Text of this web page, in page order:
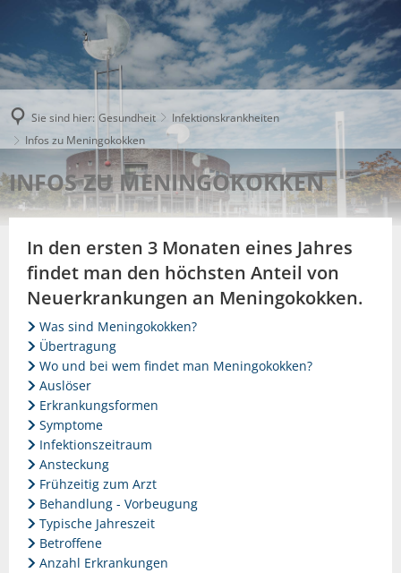
Sie sind hier: Gesundheit
Infektionskrankheiten
Infos zu Meningokokken
INFOS ZU MENINGOKOKKEN
In den ersten 3 Monaten eines Jahres
findet man den höchsten Anteil von
Neuerkrankungen an Meningokokken.
Was sind Meningokokken?
Übertragung
Wo und bei wem findet man Meningokokken?
Auslöser
Erkrankungsformen
Symptome
Infektionszeitraum
Ansteckung
Frühzeitig zum Arzt
Behandlung - Vorbeugung
Typische Jahreszeit
Betroffene
Anzahl Erkrankungen